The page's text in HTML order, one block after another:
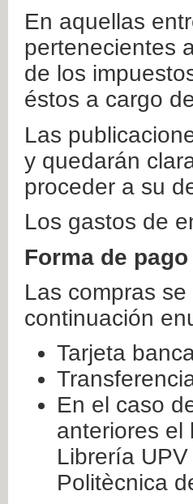
En aquellas
pertenecientes
de los
éstos a cargo
Las
y quedarán
proceder a su
Los gastos de
Forma de pago
Las compras
continuación
Tarjeta
En el caso
anteriores el
Librería
Politècnica